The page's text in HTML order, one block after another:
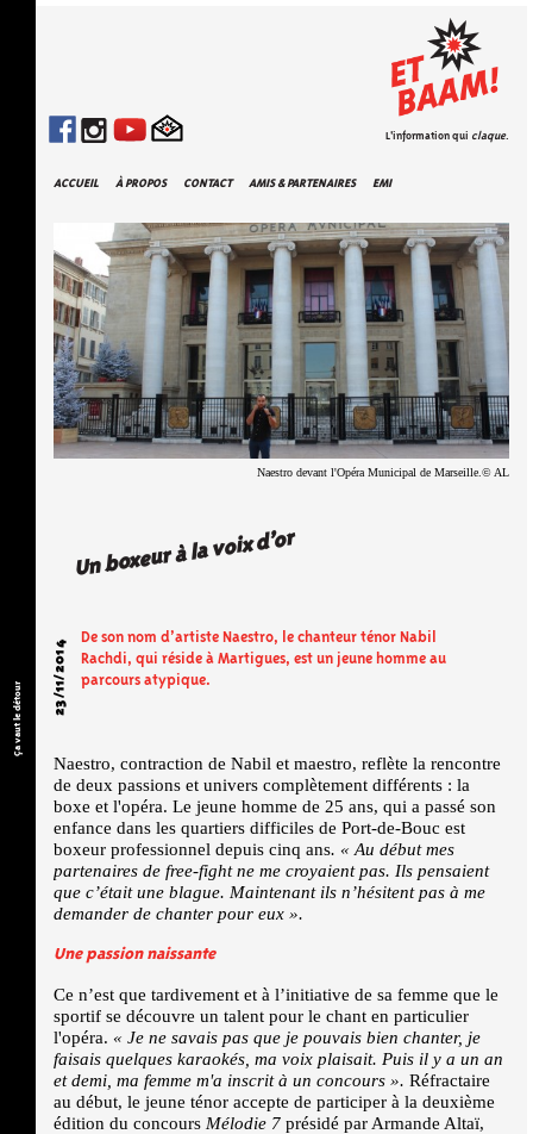
Ça vaut le détour
ACCUEIL À PROPOS CONTACT AMIS & PARTENAIRES EMI
L'information qui claque.
Naestro devant l'Opéra Municipal de Marseille.© AL
Un boxeur à la voix d’or
23/11/2014
De son nom d’artiste Naestro, le chanteur ténor Nabil
Rachdi, qui réside à Martigues, est un jeune homme au
parcours atypique.
Naestro, contraction de Nabil et maestro, reflète la rencontre
de deux passions et univers complètement différents : la
boxe et l'opéra. Le jeune homme de 25 ans, qui a passé son
enfance dans les quartiers difficiles de Port-de-Bouc est
boxeur professionnel depuis cinq ans. « Au début mes
partenaires de free-fight ne me croyaient pas. Ils pensaient
que c’était une blague. Maintenant ils n’hésitent pas à me
demander de chanter pour eux ».
Une passion naissante
Ce n’est que tardivement et à l’initiative de sa femme que le
sportif se découvre un talent pour le chant en particulier
l'opéra. « Je ne savais pas que je pouvais bien chanter, je
faisais quelques karaokés, ma voix plaisait. Puis il y a un an
et demi, ma femme m'a inscrit à un concours ». Réfractaire
au début, le jeune ténor accepte de participer à la deuxième
édition du concours Mélodie 7 présidé par Armande Altaï,